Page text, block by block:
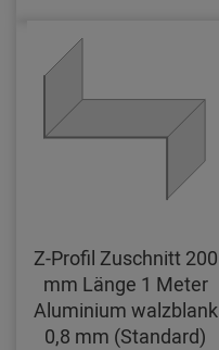
Z-Profil Zuschnitt 200
mm Länge 1 Meter
Aluminium walzblank
0,8 mm (Standard)